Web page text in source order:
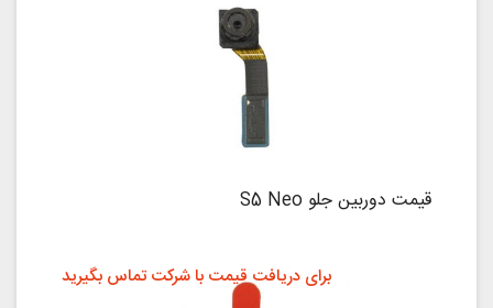
قیمت دوربین جلو S5 Neo
برای دریافت قیمت با شرکت تماس بگیرید